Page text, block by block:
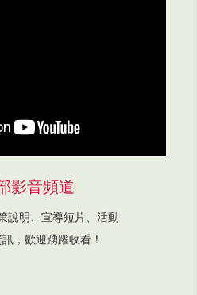
影音頻道
說明、宣導短片、活動
，歡迎踴躍收看！